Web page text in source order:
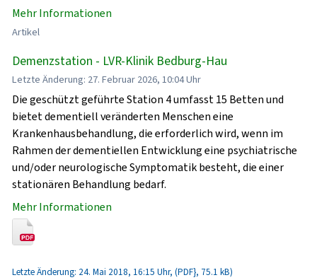
Mehr Informationen
Artikel
Demenzstation - LVR-Klinik Bedburg-Hau
Letzte Änderung: 27. Februar 2026, 10:04 Uhr
Die geschützt geführte Station 4 umfasst 15 Betten und
bietet dementiell veränderten Menschen eine
Krankenhausbehandlung, die erforderlich wird, wenn im
Rahmen der dementiellen Entwicklung eine psychiatrische
und/oder neurologische Symptomatik besteht, die einer
stationären Behandlung bedarf.
Mehr Informationen
Letzte Änderung: 24. Mai 2018, 16:15 Uhr, (PDF}, 75.1 kB)